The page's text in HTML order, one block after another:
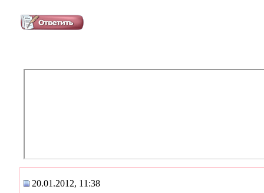
20.01.2012, 11:38